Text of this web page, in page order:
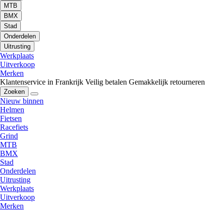
MTB
BMX
Stad
Onderdelen
Uitrusting
Werkplaats
Uitverkoop
Merken
Klantenservice in Frankrijk Veilig betalen Gemakkelijk retourneren
Zoeken
Nieuw binnen
Helmen
Fietsen
Racefiets
Grind
MTB
BMX
Stad
Onderdelen
Uitrusting
Werkplaats
Uitverkoop
Merken